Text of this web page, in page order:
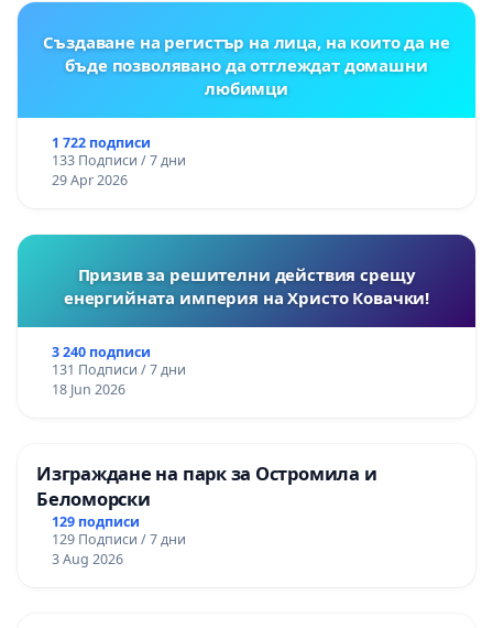
Създаване на регистър на лица, на които да не
бъде позволявано да отглеждат домашни
любимци
1 722 подписи
133 Подписи / 7 дни
29 Apr 2026
Призив за решителни действия срещу
енергийната империя на Христо Ковачки!
3 240 подписи
131 Подписи / 7 дни
18 Jun 2026
Изграждане на парк за Остромила и
Беломорски
129 подписи
129 Подписи / 7 дни
3 Aug 2026